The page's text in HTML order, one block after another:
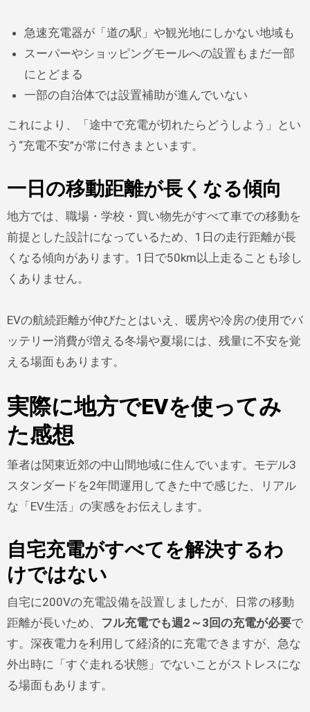
急速充電器が「道の駅」や観光地にしかない地域も
スーパーやショッピングモールへの設置もまだ一部
にとどまる
一部の自治体では設置補助が進んでいない
これにより、「途中で充電が切れたらどうしよう」とい
う“充電不安”が常に付きまといます。
一日の移動距離が長くなる傾向
地方では、職場・学校・買い物先がすべて車での移動を
前提とした設計になっているため、1日の走行距離が長
くなる傾向があります。1日で50km以上走ることも珍し
くありません。
EVの航続距離が伸びたとはいえ、暖房や冷房の使用でバ
ッテリー消費が増える冬場や夏場には、残量に不安を覚
える場面もあります。
実際に地方でEVを使ってみ
た感想
筆者は関東近郊の中山間地域に住んでいます。モデル3
スタンダードを2年間運用してきた中で感じた、リアル
な「EV生活」の実感をお伝えします。
自宅充電がすべてを解決するわ
けではない
自宅に200Vの充電設備を設置しましたが、日常の移動
距離が長いため、 フル充電でも週2～3回の充電が必要で
す。深夜電力を利用して経済的に充電できますが、急な
外出時に「すぐ走れる状態」でないことがストレスにな
る場面もあります。